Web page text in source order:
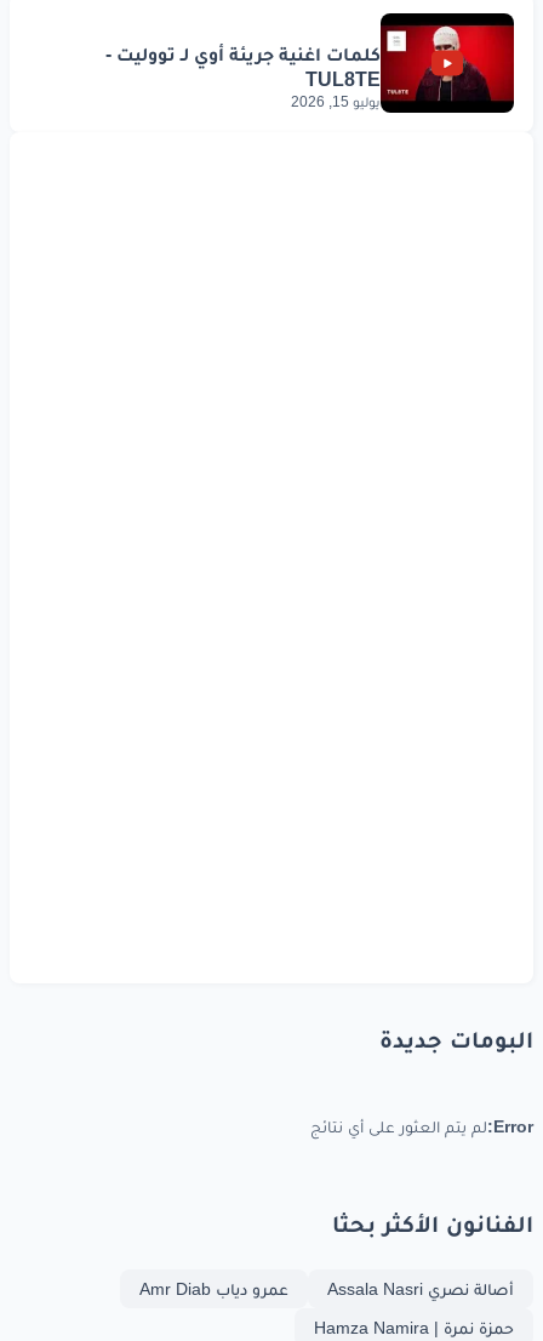
يوليو 15, 2026
البومات جديدة
Error: لم يتم العثور على أي نتائج
الفنانون الأكثر بحثا
أصالة نصري Assala Nasri
عمرو دياب Amr Diab
حمزة نمرة | Hamza Namira